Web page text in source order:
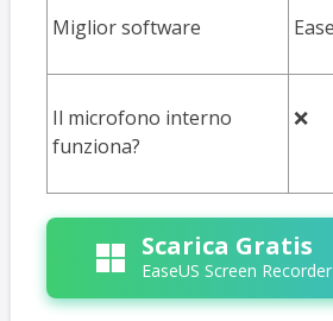
Miglior software
Il microfono interno
funziona?
❌
Scarica Gratis
EaseUS Screen Recorder